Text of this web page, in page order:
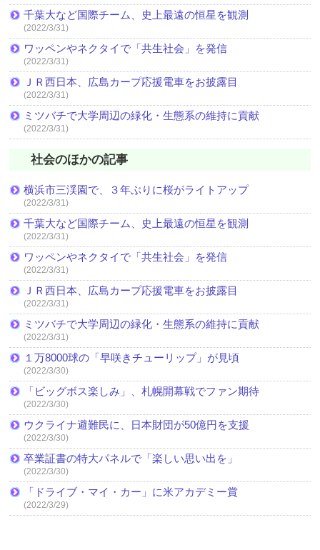
千葉大など国際チーム、史上最遠の恒星を観測
(2022/3/31)
ワッペンやネクタイで「共生社会」を発信
(2022/3/31)
ＪＲ西日本、広島カープ応援電車をお披露目
(2022/3/31)
ミツバチで大学周辺の緑化・生態系の維持に貢献
(2022/3/31)
社会のほかの記事
横浜市三渓園で、３年ぶりに桜がライトアップ
(2022/3/31)
千葉大など国際チーム、史上最遠の恒星を観測
(2022/3/31)
ワッペンやネクタイで「共生社会」を発信
(2022/3/31)
ＪＲ西日本、広島カープ応援電車をお披露目
(2022/3/31)
ミツバチで大学周辺の緑化・生態系の維持に貢献
(2022/3/31)
１万8000球の「早咲きチューリップ」が見頃
(2022/3/30)
「ビッグボス楽しみ」、札幌開幕戦でファン期待
(2022/3/30)
ウクライナ避難民に、日本財団が50億円を支援
(2022/3/30)
卒業証書の特大パネルで「楽しい思い出を」
(2022/3/30)
「ドライブ・マイ・カー」に米アカデミー賞
(2022/3/29)